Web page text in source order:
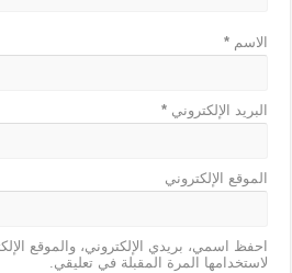
الاسم*
البريد الإلكتروني*
الموقع الإلكتروني
احفظ اسمي، بريدي الإلكتروني، والموقع
لاستخدامها المرة المقبلة في تعليقي.